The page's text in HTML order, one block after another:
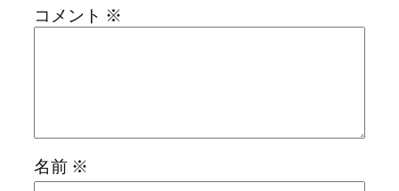
コメント ※
名前 ※